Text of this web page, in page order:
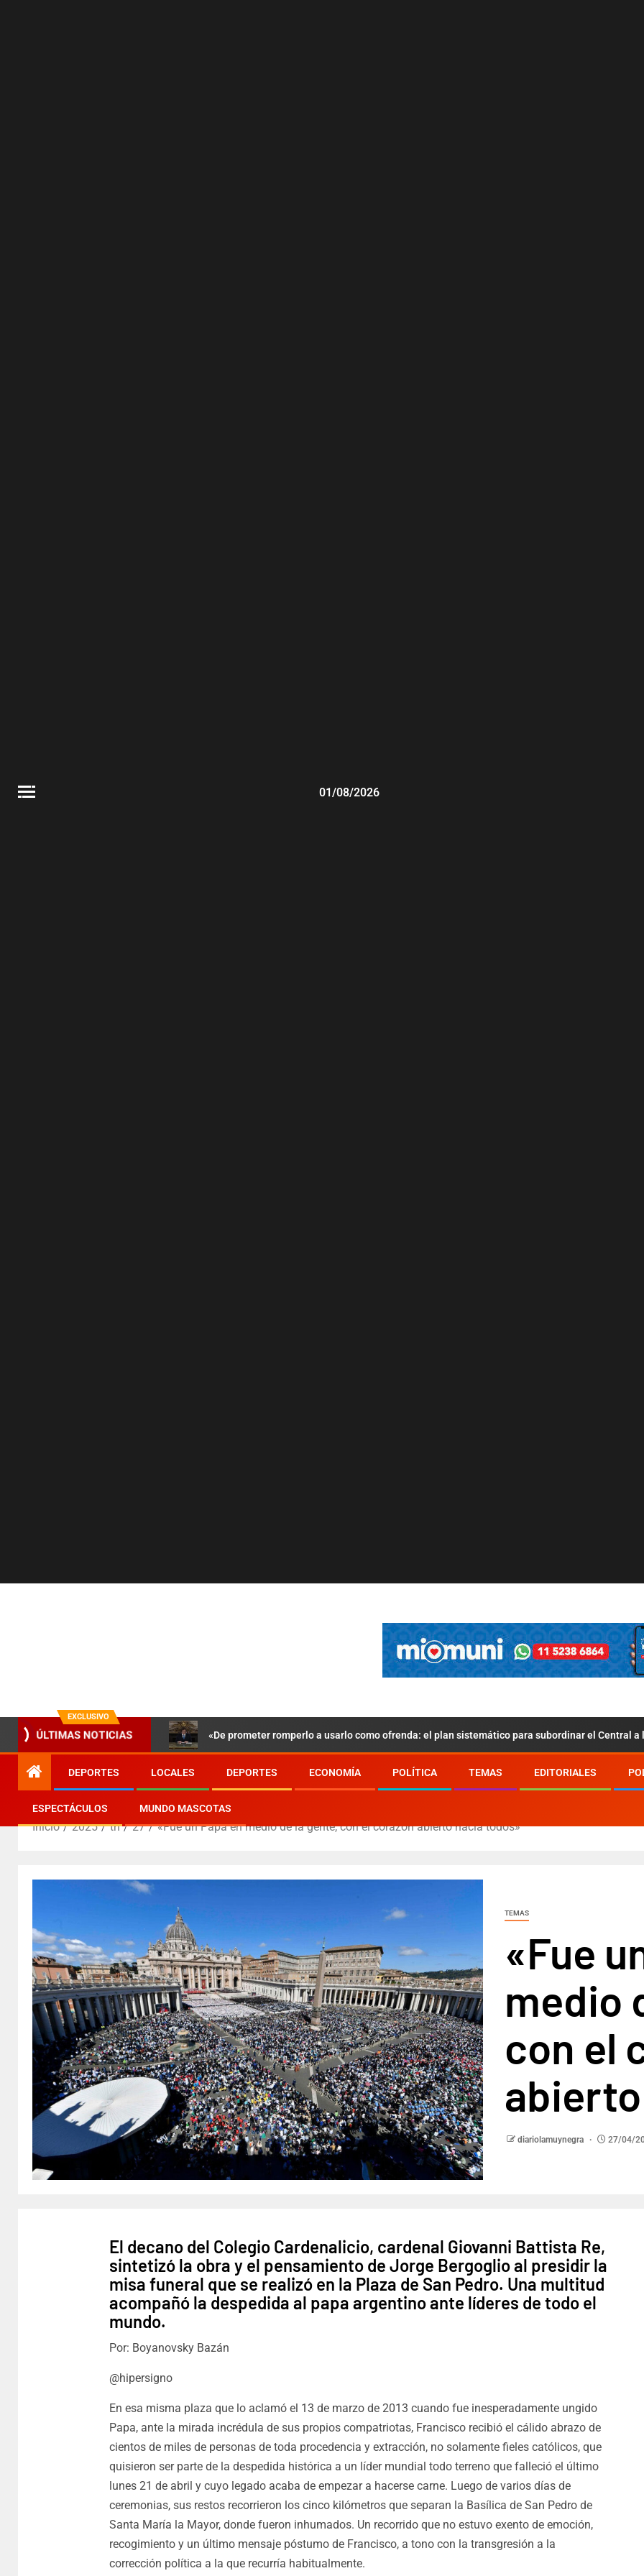
01/08/2026
EXCLUSIVO
ÚLTIMAS NOTICIAS «De prometer romperlo a usarlo como ofrenda: el plan sistemático para subordinar el Central a
DEPORTES LOCALES DEPORTES ECONOMÍA POLÍTICA TEMAS EDITORIALES
ESPECTÁCULOS MUNDO MASCOTAS
Inicio 2025 th 27 «Fue un Papa en medio de la gente, con el corazón abierto hacia todos»
TEMAS
«Fue
medio
con el
diariolamuynegra 27/04/
El decano del Colegio Cardenalicio, cardenal Giovanni Battista Re,
sintetizó la obra y el pensamiento de Jorge Bergoglio al presidir la
misa funeral que se realizó en la Plaza de San Pedro. Una multitud
acompañó la despedida al papa argentino ante líderes de todo el
mundo.
Por: Boyanovsky Bazán
@hipersigno
En esa misma plaza que lo aclamó el 13 de marzo de 2013 cuando fue inesperadamente ungido
Papa, ante la mirada incrédula de sus propios compatriotas, Francisco recibió el cálido abrazo de
cientos de miles de personas de toda procedencia y extracción, no solamente fieles católicos, que
quisieron ser parte de la despedida histórica a un líder mundial todo terreno que falleció el último
lunes 21 de abril y cuyo legado acaba de empezar a hacerse carne. Luego de varios días de
ceremonias, sus restos recorrieron los cinco kilómetros que separan la Basílica de San Pedro de
Santa María la Mayor, donde fueron inhumados. Un recorrido que no estuvo exento de emoción,
recogimiento y un último mensaje póstumo de Francisco, a tono con la transgresión a la
corrección política a la que recurría habitualmente.